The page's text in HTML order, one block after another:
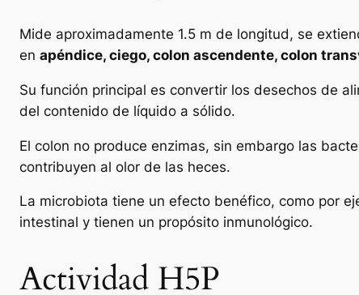
Mide aproximadamente 1.5 m de longitud, se
en apéndice, ciego, colon ascendente, colon
Su función principal es convertir los desechos de
del contenido de líquido a sólido.
El colon no produce enzimas, sin embargo las
contribuyen al olor de las heces.
La microbiota tiene un efecto benéfico, como por
intestinal y tienen un propósito inmunológico.
Actividad H5P